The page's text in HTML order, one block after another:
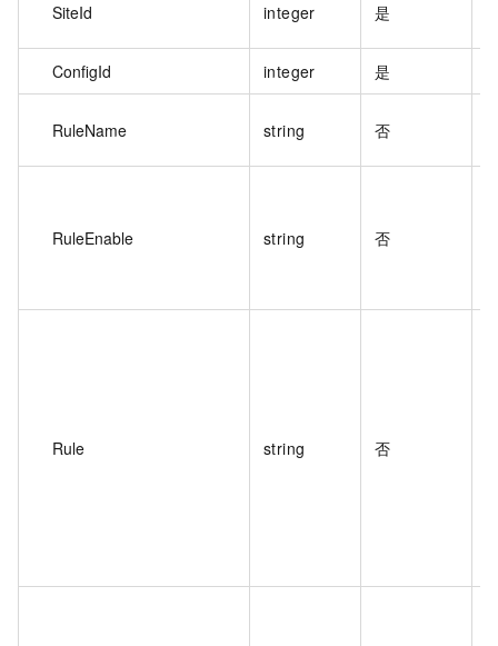
SiteId integer 是
ConfigId integer 是
RuleName string 否
RuleEnable string 否
Rule string 否